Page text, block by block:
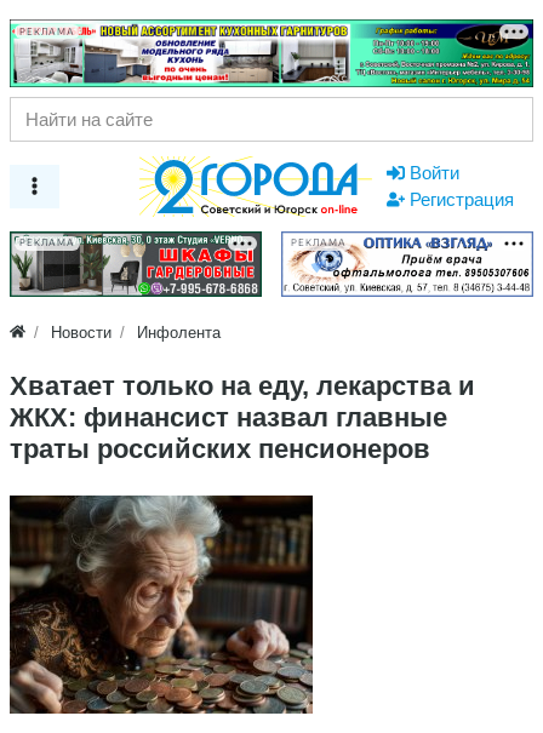
РЕКЛАМА
Войти
Регистрация
РЕКЛАМА РЕКЛАМА
Новости Инфолента
Хватает только на еду, лекарства и
ЖКХ: финансист назвал главные
траты российских пенсионеров